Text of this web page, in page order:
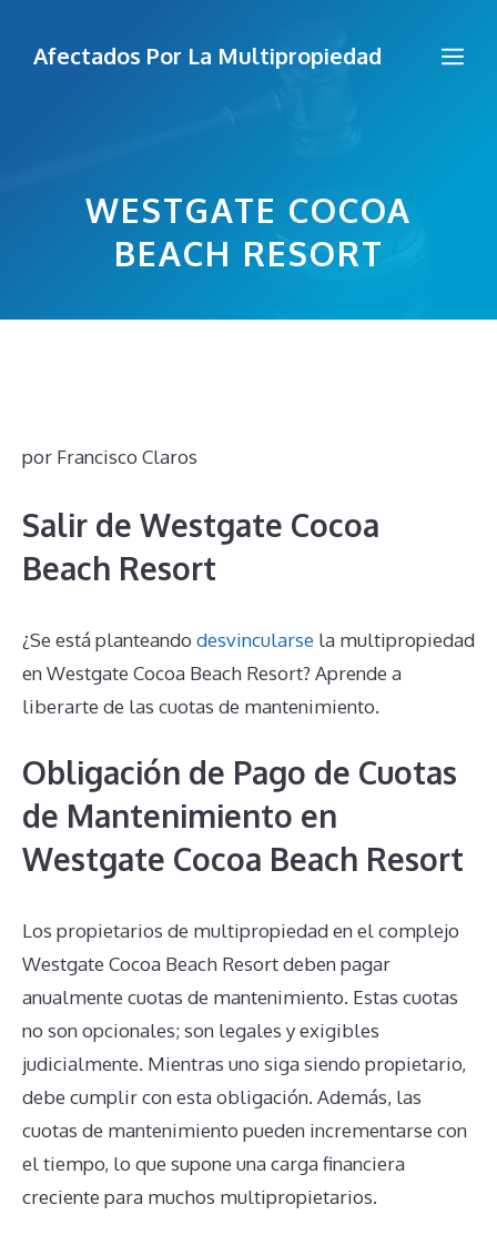
Afectados Por La Multipropiedad
WESTGATE COCOA
BEACH RESORT
por Francisco Claros
Salir de Westgate Cocoa
Beach Resort
¿Se está planteando desvincularse la multipropiedad
en Westgate Cocoa Beach Resort? Aprende a
liberarte de las cuotas de mantenimiento.
Obligación de Pago de Cuotas
de Mantenimiento en
Westgate Cocoa Beach Resort
Los propietarios de multipropiedad en el complejo
Westgate Cocoa Beach Resort deben pagar
anualmente cuotas de mantenimiento. Estas cuotas
no son opcionales; son legales y exigibles
judicialmente. Mientras uno siga siendo propietario,
debe cumplir con esta obligación. Además, las
cuotas de mantenimiento pueden incrementarse con
el tiempo, lo que supone una carga financiera
creciente para muchos multipropietarios.